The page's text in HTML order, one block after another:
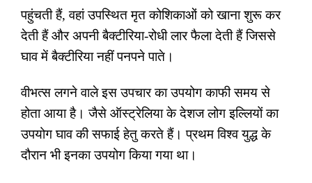
पहुंचती हैं,वहां उपस्थित मृत कोशिकाओं को खाना शुरू कर
देती हैं और अपनी बैक्टीरिया-रोधी लार फैला देती हैं जिससे
घाव में बैक्टीरिया नहीं पनपने पाते।
वीभत्स लगने वाले इस उपचार का उपयोग काफी समय से
होता आया है। जैसे ऑस्ट्रेलिया के देशज लोग इल्लियों का
उपयोग घाव की सफाई हेतु करते हैं। प्रथम विश्व युद्ध के
दौरान भी इनका उपयोग किया गया था।